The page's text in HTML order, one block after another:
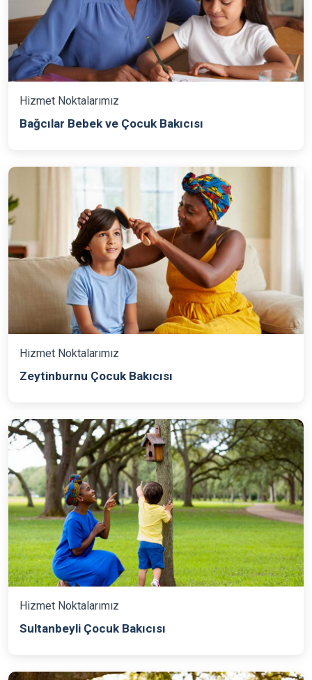
Hizmet Noktalarımız
Bağcılar Bebek ve Çocuk Bakıcısı
Hizmet Noktalarımız
Zeytinburnu Çocuk Bakıcısı
Hizmet Noktalarımız
Sultanbeyli Çocuk Bakıcısı